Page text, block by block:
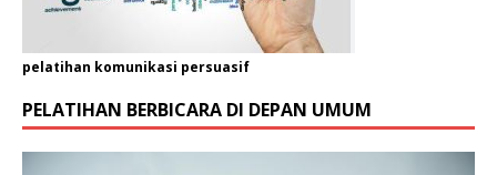
pelatihan komunikasi persuasif
PELATIHAN BERBICARA DI DEPAN UMUM